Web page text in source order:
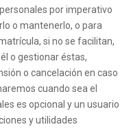
por imperativo
o mantenerlo, o para
si no se facilitan,
o gestionar éstas,
o cancelación en caso
cuando sea el
es opcional y un usuario
y utilidades